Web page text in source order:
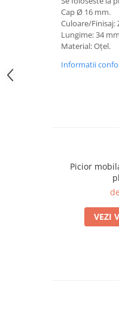
Cap Ø 16 mm.
Culoare/Finisaj:
Lungime:34 mm
Material: Oțel.
Informatii
Picior
VEZI